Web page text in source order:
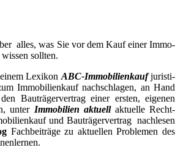
alles, was Sie vor dem Kauf einer Immo­
sollten.
Lexi­kon ABC-Immo­bi­li­en­kauf juris­ti­
Immo­bi­li­en­kauf nach­schla­gen, an Hand
Bau­trä­ger­ver­trag einer ers­ten, eige­nen
unter Immo­bi­li­en aktu­ellaktu­el­le Recht­
und Bau­trä­ger­ver­trag nach­le­sen
Fach­bei­trä­ge zu aktu­el­len Pro­ble­men des